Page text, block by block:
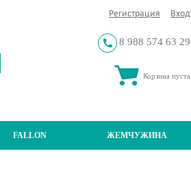
Регистрация Вход
8 988 574 63 29
Корзина пуста
FALLON ЖЕМЧУЖИНА